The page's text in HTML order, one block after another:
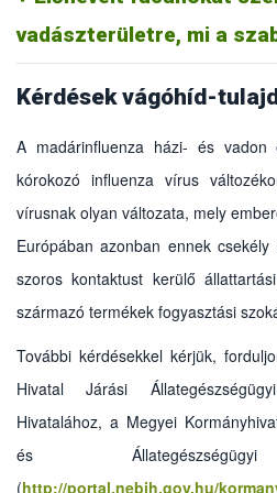
vadászterületre, mi a
újratelepítésnek minősül, ami a
nem lehetséges.
Kérdések vágóhíd-
A madárinfluenza házi- és
kórokozó influenza vírus
vírusnak olyan változata, mely
Európában azonban ennek
szoros kontaktust kerülő
származó termékek fogyasztási
További kérdésekkel kérjük,
Hivatal Járási
Hivatalához, a Megyei
és Állategészségügyi
(http://portal.nebih.gov.hu/
A szállítmányt minden esetben a